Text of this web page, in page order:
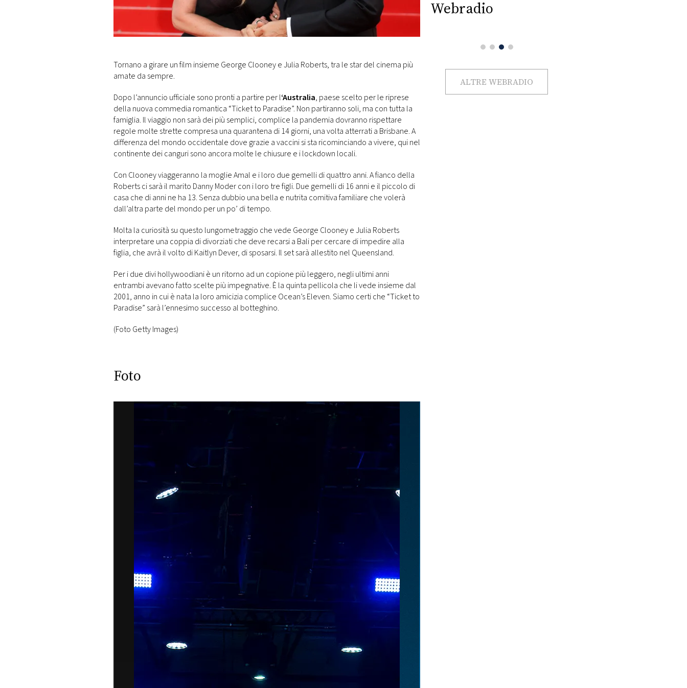
DI
Tornano a girare un film insieme George Clooney e Julia Roberts, tra le star del cinema più
amate da sempre.
Dopo l’annuncio ufficiale sono pronti a partire per l‘Australia, paese scelto per le riprese
della nuova commedia romantica “Ticket to Paradise”. Non partiranno soli, ma con tutta la
famiglia. Il viaggio non sarà dei più semplici, complice la pandemia dovranno rispettare
regole molte strette compresa una quarantena di 14 giorni, una volta atterrati a Brisbane. A
differenza del mondo occidentale dove grazie a vaccini si sta ricominciando a vivere, qui nel
continente dei canguri sono ancora molte le chiusure e i lockdown locali.
Con Clooney viaggeranno la moglie Amal e i loro due gemelli di quattro anni. A fianco della
Roberts ci sarà il marito Danny Moder con i loro tre figli. Due gemelli di 16 anni e il piccolo di
casa che di anni ne ha 13. Senza dubbio una bella e nutrita comitiva familiare che volerà
dall’altra parte del mondo per un po’ di tempo.
Molta la curiosità su questo lungometraggio che vede George Clooney e Julia Roberts
interpretare una coppia di divorziati che deve recarsi a Bali per cercare di impedire alla
figlia, che avrà il volto di Kaitlyn Dever, di sposarsi. Il set sarà allestito nel Queensland.
Per i due divi hollywoodiani è un ritorno ad un copione più leggero, negli ultimi anni
entrambi avevano fatto scelte più impegnative. È la quinta pellicola che li vede insieme dal
2001, anno in cui è nata la loro amicizia complice Ocean’s Eleven. Siamo certi che “Ticket to
Paradise” sarà l’ennesimo successo al botteghino.
(Foto Getty Images)
Foto
Webradio
ALTRE WEBRADIO